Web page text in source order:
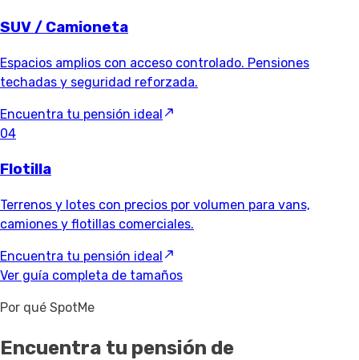
SUV / Camioneta
Espacios amplios con acceso controlado. Pensiones
techadas y seguridad reforzada.
Encuentra tu pensión ideal
04
Flotilla
Terrenos y lotes con precios por volumen para vans,
camiones y flotillas comerciales.
Encuentra tu pensión ideal
Ver guía completa de tamaños
Por qué SpotMe
Encuentra tu pensión de